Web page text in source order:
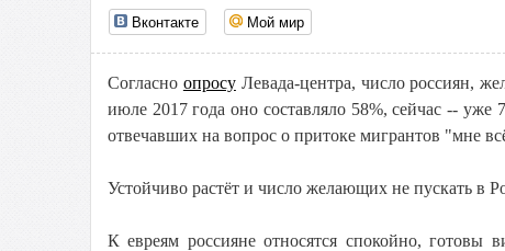
Вконтакте Мой мир
Согласно опросуЛевада-центра, число россиян,
июле 2017 года оно составляло 58%, сейчас --
отвечавших на вопрос о притоке мигрантов "мне
Устойчиво растёт и число желающих не пускать в
К евреям россияне относятся спокойно,